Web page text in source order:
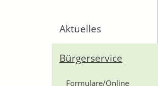
Aktuelles
Bürgerservice
Formulare/Online